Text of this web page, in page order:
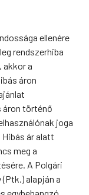
ellenére
rendszerhiba
akkor a
áron
áron történő
joga
ár alatt
meg a
A Polgári
alapján a